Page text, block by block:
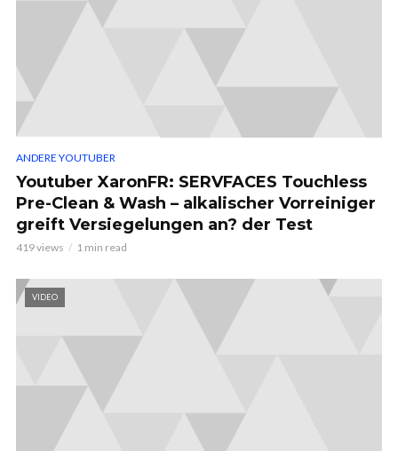
ANDERE YOUTUBER
Youtuber XaronFR: SERVFACES Touchless
Pre-Clean & Wash – alkalischer Vorreiniger
greift Versiegelungen an? der Test
419 views 1 min read
VIDEO